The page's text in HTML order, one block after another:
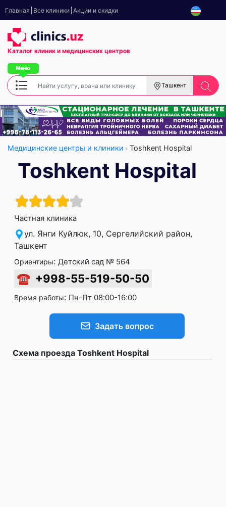
Главная Все клиники Акции и скидки
Каталог клиник и медицинских центров
Ташкент
Медицинские центры и клиники Toshkent Hospital
Toshkent Hospital
Частная клиника
ул. Янги Куйлюк, 10, Сергелийский район,
Ташкент
Ориентиры: Детский сад № 564
☎ +998-55-519-50-50
Время работы: Пн-Пт 08:00-16:00
Задать вопрос
Схема проезда Toshkent Hospital